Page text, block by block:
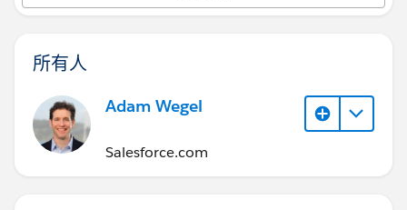
所有人
Adam Wegel
Salesforce.com